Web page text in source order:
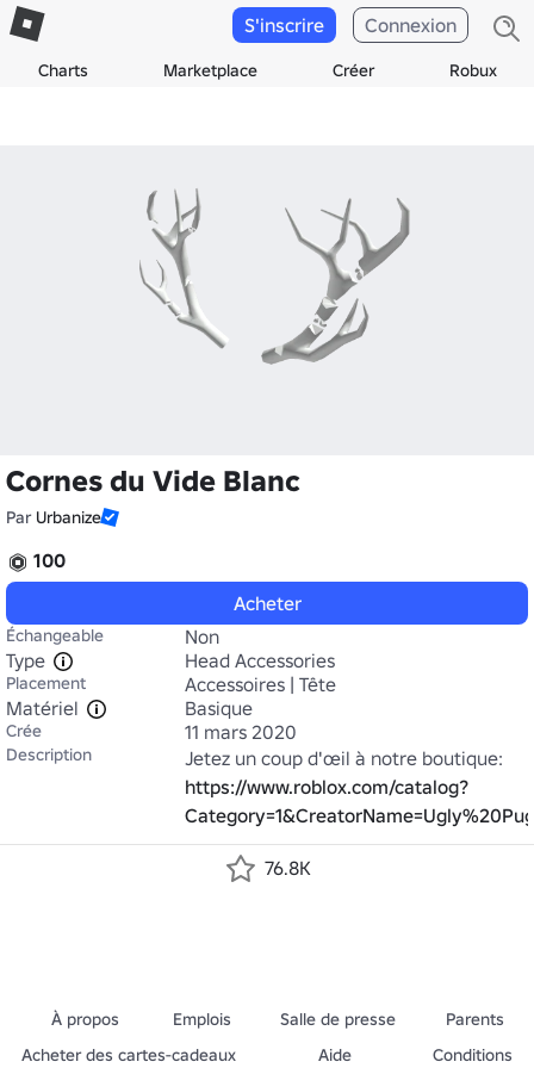
Charts Marketplace Créer Robux
S'inscrire Connexion
Cornes du Vide Blanc
Par Urbanize
100
Acheter
Échangeable
Non
Type
Head Accessories
Placement
Accessoires | Tête
Matériel
Basique
Crée 11 mars 2020
Description
https://www.roblox.com/catalog?
76.8K
À propos Emplois Salle de presse
Parents
Acheter des cartes-cadeaux
Aide Conditions